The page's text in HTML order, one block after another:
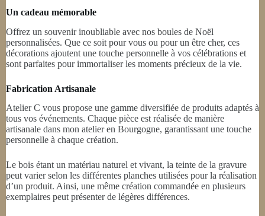
Un cadeau mémorable
Offrez un souvenir inoubliable avec nos boules de Noël
personnalisées. Que ce soit pour vous ou pour un être cher, ces
décorations ajoutent une touche personnelle à vos célébrations et
sont parfaites pour immortaliser les moments précieux de la vie.
Fabrication Artisanale
Atelier C vous propose une gamme diversifiée de produits adaptés à
tous vos événements. Chaque pièce est réalisée de manière
artisanale dans mon atelier en Bourgogne, garantissant une touche
personnelle à chaque création.
Le bois étant un matériau naturel et vivant, la teinte de la gravure
peut varier selon les différentes planches utilisées pour la réalisation
d’un produit. Ainsi, une même création commandée en plusieurs
exemplaires peut présenter de légères différences.